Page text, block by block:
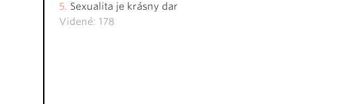
Sexualita je krásny dar
Videné: 178